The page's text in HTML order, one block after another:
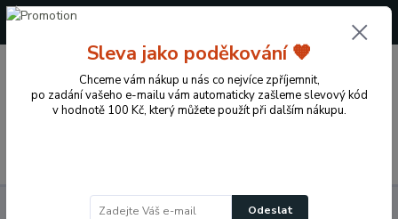
+420 724 722 973
0 Kč
Koupelnové vybavení a doplňky
Koupelnové příslušenství
Sleva jako poděkování 🧡
Chceme vám nákup u nás co nejvíce zpříjemnit,
po zadání vašeho e-mailu vám automaticky zašleme slevový kód
v hodnotě 100 Kč, který můžete použít při dalším nákupu.
Odeslat